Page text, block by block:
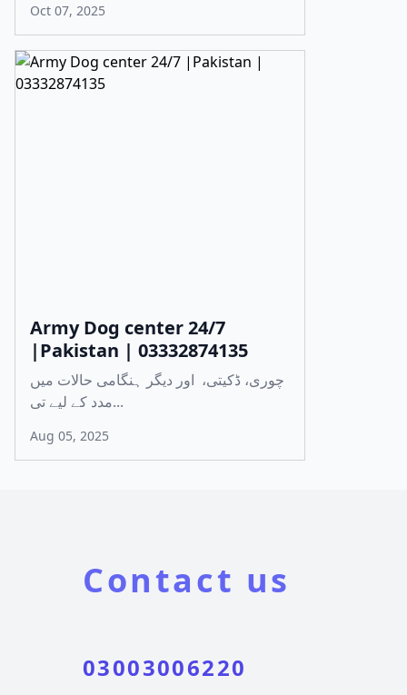
Oct 07, 2025
Army Dog center 24/7
|Pakistan | 03332874135
چوری، ڈکیتی، اور دیگر ہنگامی حالات میں
مدد کے لیے تی...
Aug 05, 2025
Contact us
03003006220